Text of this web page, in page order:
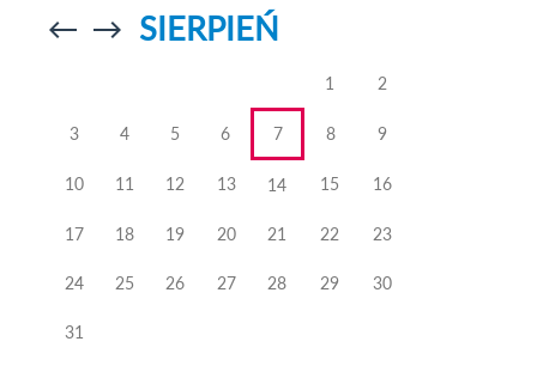
Przejdź doPrzejdź do
SIERPIEŃ
1 2
3 4 5 6 7 8 9
10 11 12 13 14 15 16
17 18 19 20 21 22 23
24 25 26 27 28 29 30
31